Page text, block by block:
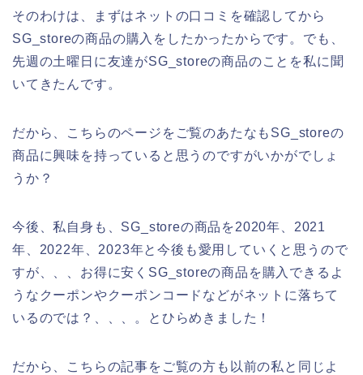
そのわけは、まずはネットの口コミを確認してから
SG_storeの商品の購入をしたかったからです。でも、
先週の土曜日に友達がSG_storeの商品のことを私に聞
いてきたんです。
だから、こちらのページをご覧のあたなもSG_storeの
商品に興味を持っていると思うのですがいかがでしょ
うか？
今後、私自身も、SG_storeの商品を2020年、2021
年、2022年、2023年と今後も愛用していくと思うので
すが、、、お得に安くSG_storeの商品を購入できるよ
うなクーポンやクーポンコードなどがネットに落ちて
いるのでは？、、、。とひらめきました！
だから、こちらの記事をご覧の方も以前の私と同じよ